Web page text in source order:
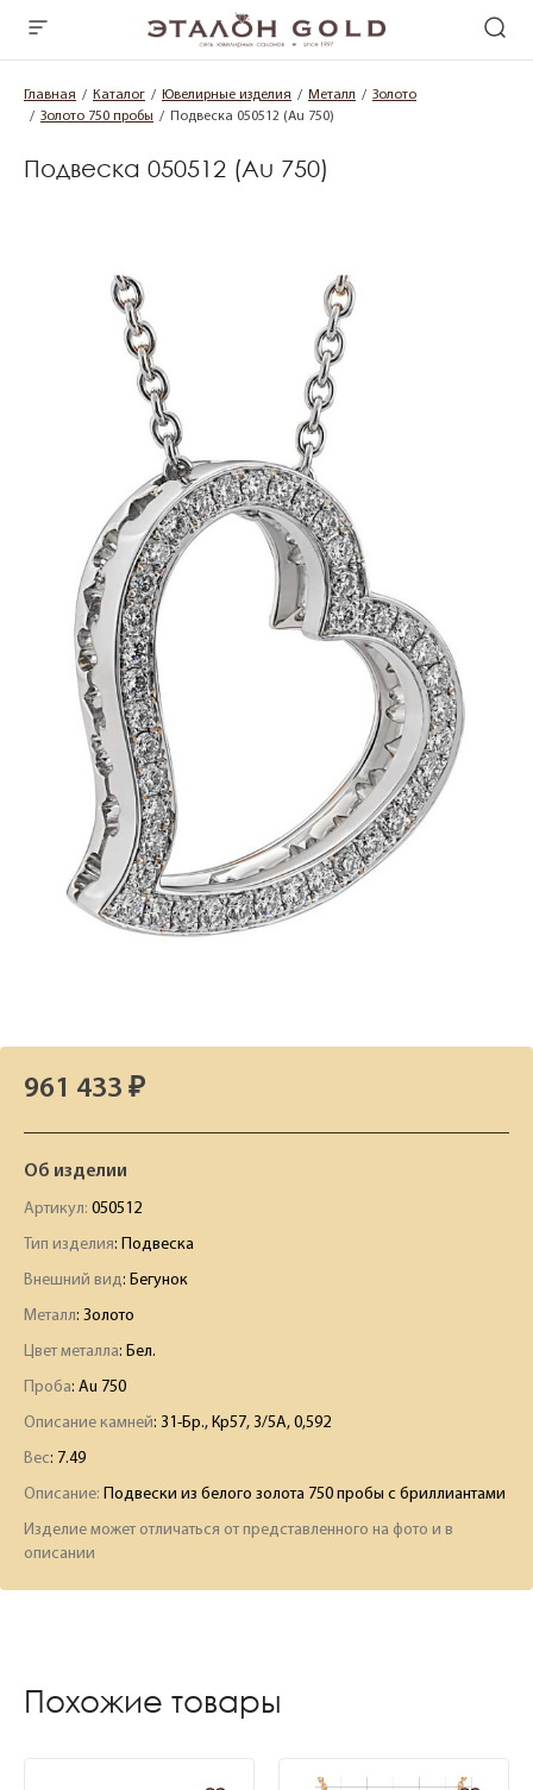
Главная Каталог Ювелирные изделия Металл
Золото
Золото 750 пробы
Подвеска 050512 (Au 750)
Подвеска 050512 (Au 750)
961 433 ₽
Об изделии
Артикул: 050512
Тип изделия: Подвеска
Внешний вид: Бегунок
Металл: Золото
Цвет металла: Бел.
Проба: Au 750
Описание камней: 31-Бр., Кр57, 3/5А, 0,592
Вес: 7.49
Описание: Подвески из белого золота 750 пробы с бриллиантами
Изделие может отличаться от представленного на фото и в
описании
Похожие товары